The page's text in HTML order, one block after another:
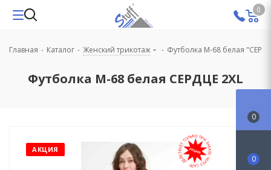
0
Футболка М-68 белая СЕРДЦЕ 2XL
Главная - Каталог - Женский трикотаж - Футболка М-68 белая
АКЦИЯ
0
0